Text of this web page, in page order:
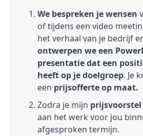
We bespreken je wensen
of tijdens een video
het verhaal van je bedrijf
ontwerpen we een
presentatie dat een
heeft op je doelgroep. Je
een prijsofferte op maat.
Zodra je mijn prijsvoorstel
aan het werk voor jou
afgesproken termijn.